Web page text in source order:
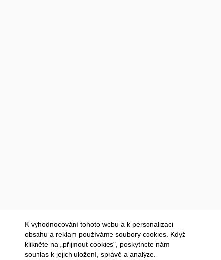
K vyhodnocování tohoto webu a k personalizaci
obsahu a reklam používáme soubory cookies. Když
klikněte na „přijmout cookies", poskytnete nám
souhlas k jejich uložení, správě a analýze.